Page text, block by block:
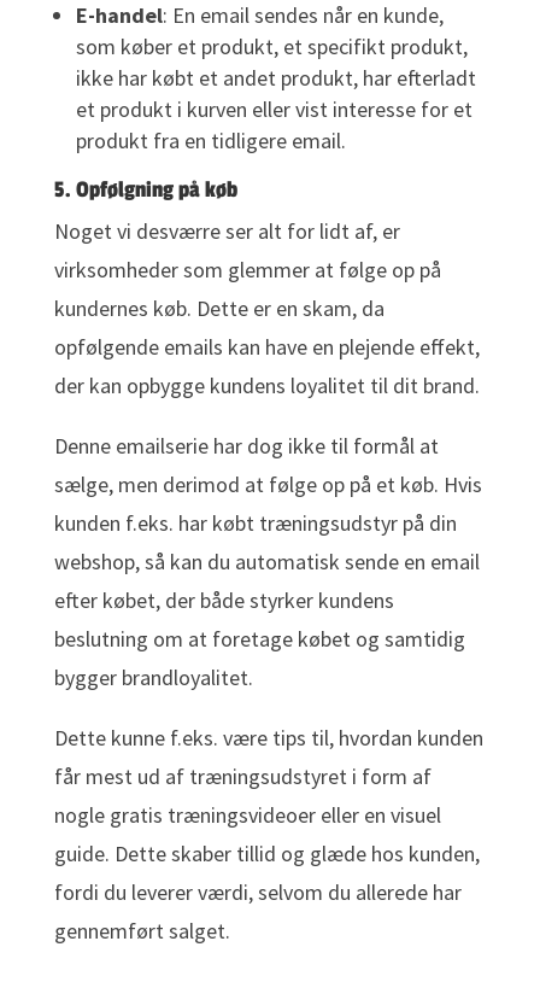
E-handel: En email sendes når en kunde,
som køber et produkt, et specifikt produkt,
ikke har købt et andet produkt, har efterladt
et produkt i kurven eller vist interesse for et
produkt fra en tidligere email.
5. Opfølgning på køb
Noget vi desværre ser alt for lidt af, er
virksomheder som glemmer at følge op på
kundernes køb. Dette er en skam, da
opfølgende emails kan have en plejende effekt,
der kan opbygge kundens loyalitet til dit brand.
Denne emailserie har dog ikke til formål at
sælge, men derimod at følge op på et køb. Hvis
kunden f.eks. har købt træningsudstyr på din
webshop, så kan du automatisk sende en email
efter købet, der både styrker kundens
beslutning om at foretage købet og samtidig
bygger brandloyalitet.
Dette kunne f.eks. være tips til, hvordan kunden
får mest ud af træningsudstyret i form af
nogle gratis træningsvideoer eller en visuel
guide. Dette skaber tillid og glæde hos kunden,
fordi du leverer værdi, selvom du allerede har
gennemført salget.